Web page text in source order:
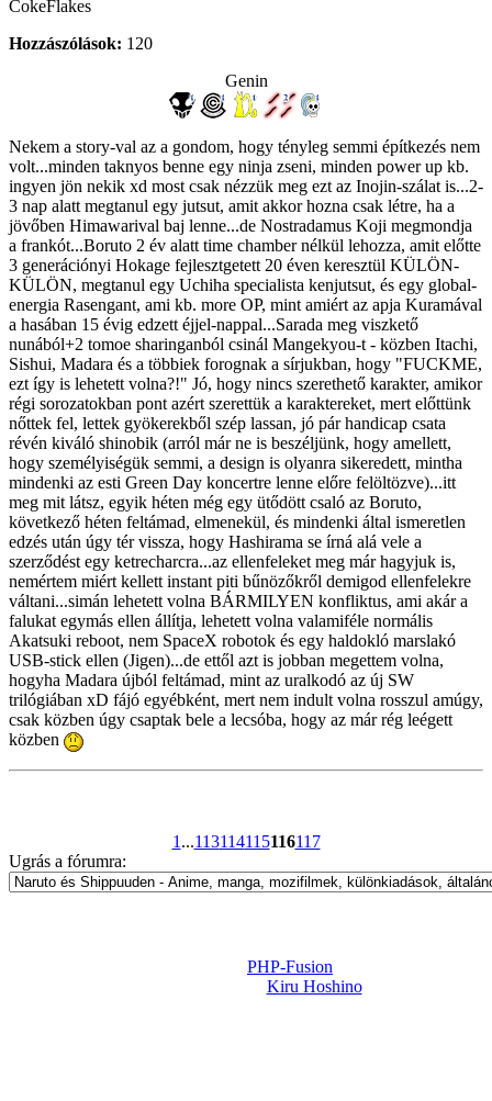
CokeFlakes
Hozzászólások: 120
Genin
Nekem a story-val az a gondom, hogy tényleg semmi építkezés nem
volt...minden taknyos benne egy ninja zseni, minden power up kb.
ingyen jön nekik xd most csak nézzük meg ezt az Inojin-szálat is...2-
3 nap alatt megtanul egy jutsut, amit akkor hozna csak létre, ha a
jövőben Himawarival baj lenne...de Nostradamus Koji megmondja
a frankót...Boruto 2 év alatt time chamber nélkül lehozza, amit előtte
3 generációnyi Hokage fejlesztgetett 20 éven keresztül KÜLÖN-
KÜLÖN, megtanul egy Uchiha specialista kenjutsut, és egy global-
energia Rasengant, ami kb. more OP, mint amiért az apja Kuramával
a hasában 15 évig edzett éjjel-nappal...Sarada meg viszkető
nunából+2 tomoe sharinganból csinál Mangekyou-t - közben Itachi,
Sishui, Madara és a többiek forognak a sírjukban, hogy "FUCKME,
ezt így is lehetett volna?!" Jó, hogy nincs szerethető karakter, amikor
régi sorozatokban pont azért szerettük a karaktereket, mert előttünk
nőttek fel, lettek gyökerekből szép lassan, jó pár handicap csata
révén kiváló shinobik (arról már ne is beszéljünk, hogy amellett,
hogy személyiségük semmi, a design is olyanra sikeredett, mintha
mindenki az esti Green Day koncertre lenne előre felöltözve)...itt
meg mit látsz, egyik héten még egy ütődött csaló az Boruto,
következő héten feltámad, elmenekül, és mindenki által ismeretlen
edzés után úgy tér vissza, hogy Hashirama se írná alá vele a
szerződést egy ketrecharcra...az ellenfeleket meg már hagyjuk is,
nemértem miért kellett instant piti bűnözőkről demigod ellenfelekre
váltani...simán lehetett volna BÁRMILYEN konfliktus, ami akár a
falukat egymás ellen állítja, lehetett volna valamiféle normális
Akatsuki reboot, nem SpaceX robotok és egy haldokló marslakó
USB-stick ellen (Jigen)...de ettől azt is jobban megettem volna,
hogyha Madara újból feltámad, mint az uralkodó az új SW
trilógiában xD fájó egyébként, mert nem indult volna rosszul amúgy,
csak közben úgy csaptak bele a lecsóba, hogy az már rég leégett
közben
1 ...113114115116117
Ugrás a fórumra:
PHP-Fusion
Kiru Hoshino